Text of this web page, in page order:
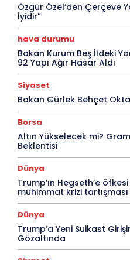
Özgür Özel’den Çerçeve
İyidir”
hava durumu
Bakan Kurum Beş İldeki
92 Yapı Ağır Hasar Aldı
Siyaset
Bakan Gürlek Behçet
Borsa
Altın Yükselecek mi?
Beklentisi
Dünya
Trump’ın Hegseth’e
mühimmat krizi tartışması
Dünya
Trump’a Yeni Suikast
Gözaltında